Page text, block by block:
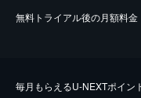
無料トライアル後の⽉額料金
毎⽉もらえるU-NEXTポイン